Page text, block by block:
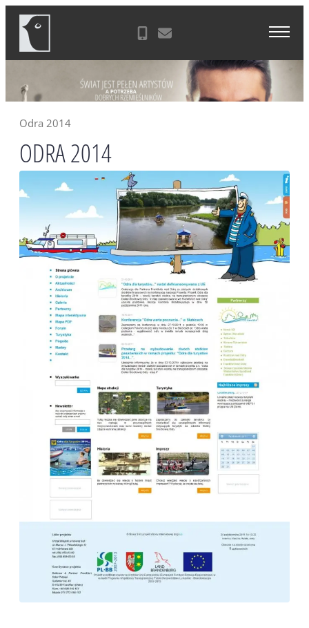
Skip
content
Agencja Reklamowa Zielona Góra
Odra 2014
ODRA 2014